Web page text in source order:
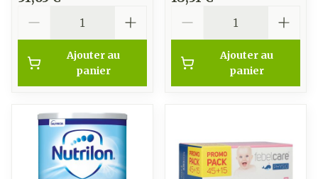
Ajouter au
panier
Ajouter au
panier